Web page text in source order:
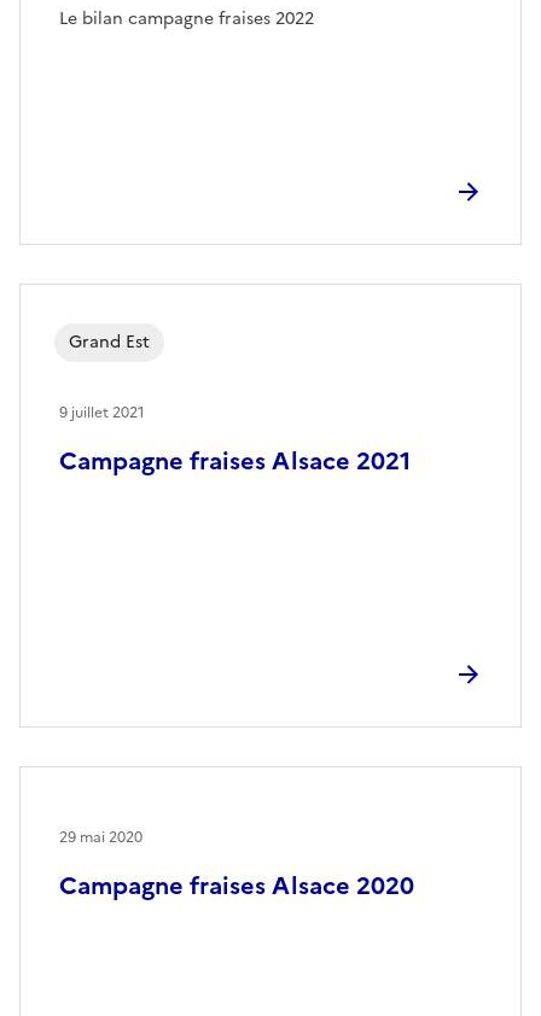
Le bilan campagne fraises 2022
Campagne fraises Alsace 2021
Grand Est
9 juillet 2021
Campagne fraises Alsace 2020
29 mai 2020